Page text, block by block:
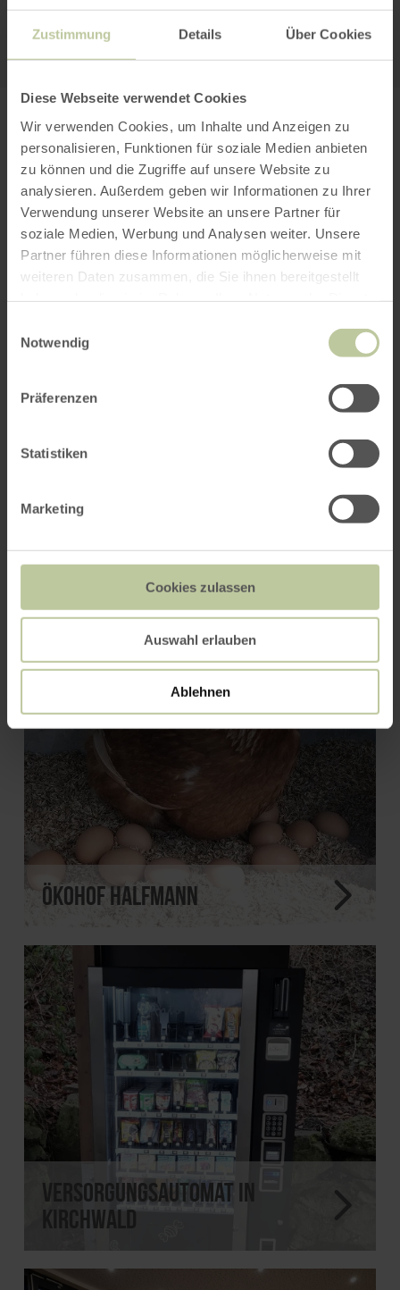
Zustimmung Details Über Cookies
Diese Webseite verwendet Cookies
Wir verwenden Cookies, um Inhalte und Anzeigen zu
personalisieren, Funktionen für soziale Medien anbieten
zu können und die Zugriffe auf unsere Website zu
analysieren. Außerdem geben wir Informationen zu Ihrer
Verwendung unserer Website an unsere Partner für
soziale Medien, Werbung und Analysen weiter. Unsere
Partner führen diese Informationen möglicherweise mit
weiteren Daten zusammen, die Sie ihnen bereitgestellt
Notwendig
Präferenzen
Statistiken
Marketing
Cookies zulassen
Auswahl erlauben
Ablehnen
PLAN UW REIS
per Google Maps
voor u
Ökohof Halfmann
Versorgungsautomat in
Kirchwald